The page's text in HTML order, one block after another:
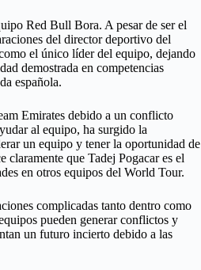
Red Bull Bora. A pesar de ser el
del director deportivo del
el único líder del equipo, dejando
demostrada en competencias
española.
Emirates debido a un conflicto
al equipo, ha surgido la
un equipo y tener la oportunidad de
que Tadej Pogacar es el
en otros equipos del World Tour.
complicadas tanto dentro como
pueden generar conflictos y
un futuro incierto debido a las